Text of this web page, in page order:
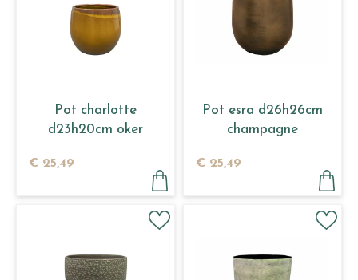
Pot charlotte
d23h20cm oker
€ 25,49
Pot esra d26h26cm
champagne
€ 25,49